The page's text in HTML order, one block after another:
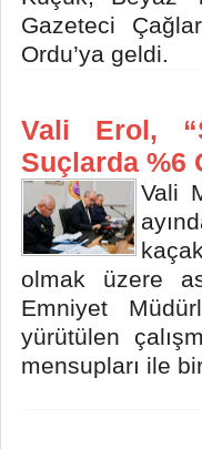
Gazeteci
Ordu’ya geldi.
Vali Erol,
Suçlarda %6
Vali
olmak üzere
Emniyet
yürütülen
mensupları ile